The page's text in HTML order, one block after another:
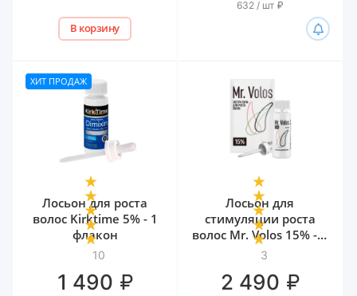
В корзину
632 / шт ₽
ХИТ ПРОДАЖ
10
Лосьон для роста
волос Kirktime 5% - 1
флакон
1 490 ₽
3
Лосьон для
стимуляции роста
волос Mr. Volos 15% - 1
флакон
2 490 ₽